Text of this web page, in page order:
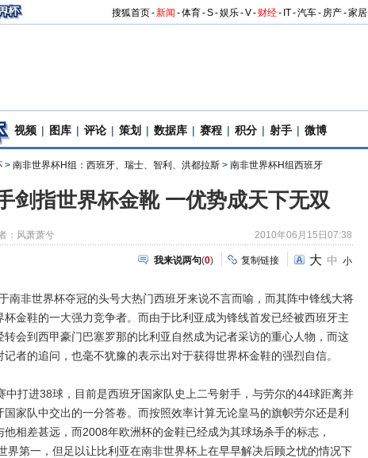
搜狐首页-新闻 -体育-S-娱乐-V- 财经- IT-汽车- 房产-家居
视频 | 图库 | 评论 | 策划 | 数据库 | 赛程 | 积分 | 射手 | 微博
> 南非世界杯H组：西班牙、瑞士、智利、洪都拉斯 > 南非世界杯H组西班牙
剑指世界杯金靴 一优势成天下无双
：风萧萧兮 2010年06月15日07:38
我来说两句(0) 复制链接 大 中 小
非世界杯夺冠的头号大热门西班牙来说不言而喻，而其阵中锋线大将
杯金鞋的一大强力竞争者。而由于比利亚成为锋线首发已经被西班牙主
会到西甲豪门巴塞罗那的比利亚自然成为记者采访的重心人物，而这
者的追问，也毫不犹豫的表示出对于获得世界杯金鞋的强烈自信。
打进38球，目前是西班牙国家队史上二号射手，与劳尔的44球距离并
家队中交出的一分答卷。而按照效率计算无论皇马的旗帜劳尔还是利
相差甚远，而2008年欧洲杯的金鞋已经成为其球场杀手的标志，
界第一，但足以让比利亚在南非世界杯上在早早解决后顾之忧的情况下